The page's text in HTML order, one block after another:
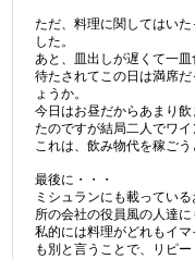
ただ、料理に関してはい
した。
あと、皿出しが遅くて一
待たされてこの日は満席
ょうか。
今日はお昼だからあまり
たのですが結局二人でワイ
これは、飲み物代を稼ご
最後に・・・
ミシュランにも載ってい
所の会社の役員風の人達に
私的には料理がどれもイ
も別と言うことで、リピ